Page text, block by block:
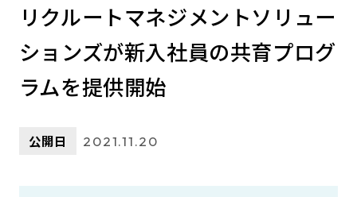
リクルートマネジメントソリュー
ションズが新入社員の共育プログ
ラムを提供開始
公開日 2021.11.20